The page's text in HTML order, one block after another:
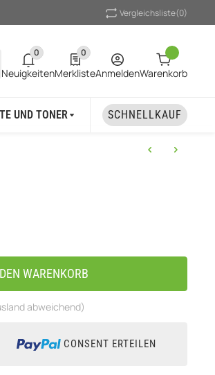
Vergleichsliste(0)
0
0 neue Notifizierungen
Neuigkeiten
0
0 Produkte in der Liste
MerklisteAnmeldenWarenkorb
UND TONER UNSER MARKEN
SCHNELLKAUF
WARENKORB
abweichend)
CONSENT ERTEILEN